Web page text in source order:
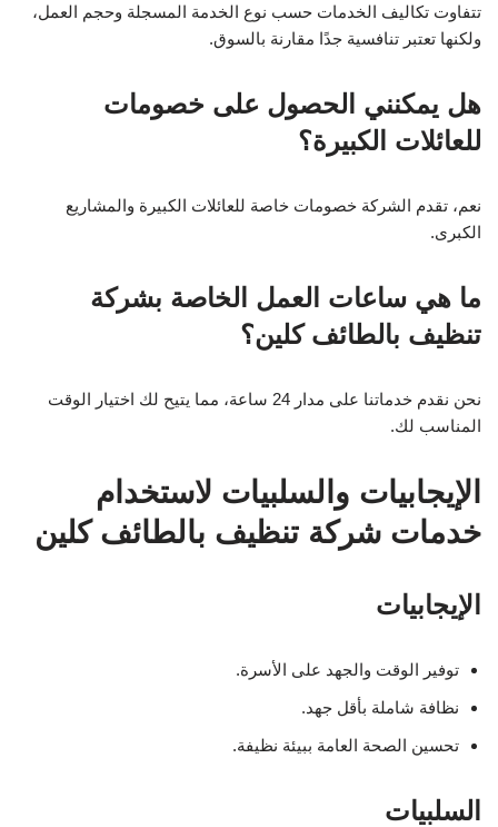
تتفاوت تكاليف الخدمات حسب نوع الخدمة المسجلة وحجم العمل،
ولكنها تعتبر تنافسية جدًا مقارنة بالسوق.
هل يمكنني الحصول على خصومات
للعائلات الكبيرة؟
نعم، تقدم الشركة خصومات خاصة للعائلات الكبيرة والمشاريع
الكبرى.
ما هي ساعات العمل الخاصة بشركة
تنظيف بالطائف كلين؟
نحن نقدم خدماتنا على مدار 24 ساعة، مما يتيح لك اختيار الوقت
المناسب لك.
الإيجابيات والسلبيات لاستخدام
خدمات شركة تنظيف بالطائف كلين
الإيجابيات
توفير الوقت والجهد على الأسرة.
نظافة شاملة بأقل جهد.
تحسين الصحة العامة ببيئة نظيفة.
السلبيات